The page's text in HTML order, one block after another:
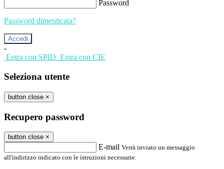
Password
Password dimenticata?
-
Entra con SPID Entra con CIE
Seleziona utente
button close ×
Recupero password
button close ×
E-mail Verrà inviato un messaggio
all'indirizzo indicato con le istruzioni necessarie.